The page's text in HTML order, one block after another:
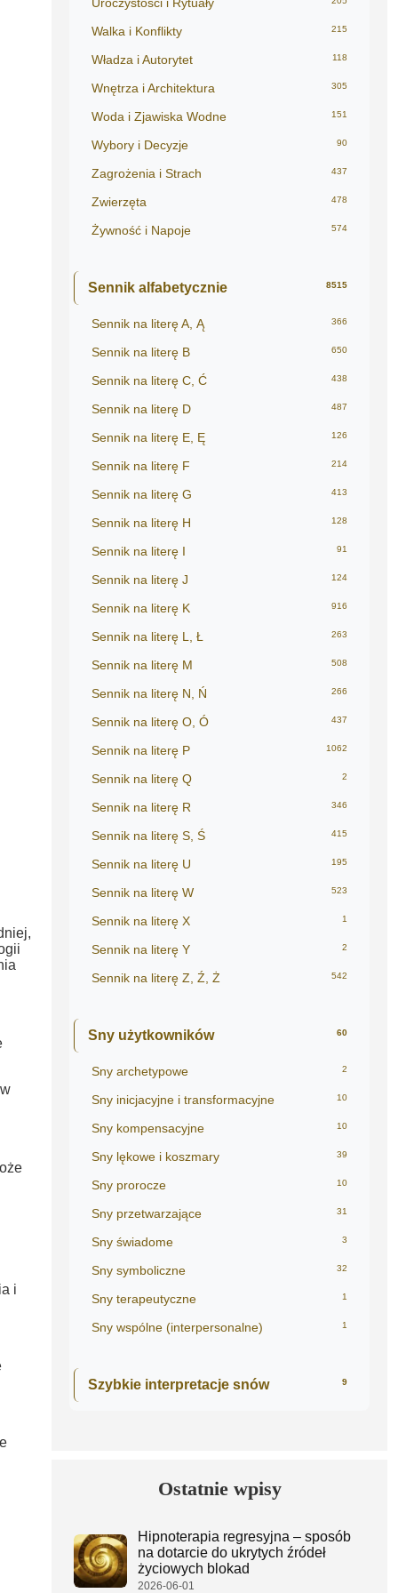
i
Walka i Konflikty 215
Władza i Autorytet 118
Wnętrza i Architektura 305
Woda i Zjawiska Wodne 151
Wybory i Decyzje 90
Zagrożenia i Strach 437
Zwierzęta 478
Żywność i Napoje 574
Sennik alfabetycznie 8515
Sennik na literę A, Ą 366
Sennik na literę B 650
Sennik na literę C, Ć 438
Sennik na literę D 487
Sennik na literę E, Ę 126
Sennik na literę F 214
Sennik na literę G 413
Sennik na literę H 128
Sennik na literę I 91
Sennik na literę J 124
Sennik na literę K 916
Sennik na literę L, Ł 263
Sennik na literę M 508
Sennik na literę N, Ń 266
Sennik na literę O, Ó 437
Sennik na literę P 1062
Sennik na literę Q 2
Sennik na literę R 346
Sennik na literę S, Ś 415
Sennik na literę U 195
Sennik na literę W 523
Sennik na literę X 1
Sennik na literę Y 2
Sennik na literę Z, Ź, Ż 542
Sny użytkowników 60
Sny archetypowe 2
Sny inicjacyjne i transformacyjne 10
Sny kompensacyjne 10
Sny lękowe i koszmary 39
Sny prorocze 10
Sny przetwarzające 31
Sny świadome 3
Sny symboliczne 32
Sny terapeutyczne 1
Sny wspólne (interpersonalne) 1
Szybkie interpretacje snów 9
Ostatnie wpisy
Hipnoterapia regresyjna – sposób
na dotarcie do ukrytych źródeł
życiowych blokad
2026-06-01